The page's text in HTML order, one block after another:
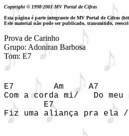
Copyright © 1998-2001 MV Portal de Cifras
Esta página é parte integrante de MV Portal de Cifras
Este material não pode ser publicado, transmitido,
Prova de Carinho
Grupo: Adoniran Barbosa
E7        Am     A7
Com a corda mi/   Do meu
E7
Fiz uma aliança pra ela